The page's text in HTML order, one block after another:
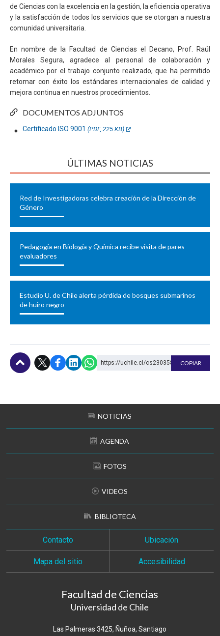
DOCUMENTOS ADJUNTOS
Certificado ISO 9001 (PDF, 225 KB)
de Ciencias con la excelencia en la gestión, la eficiencia operativa
y la satisfacción de todos los servicios que se otorgan a nuestra
comunidad universitaria.
En nombre de la Facultad de Ciencias el Decano, Prof. Raúl
Morales Segura, agradece al personal de colaboración y
académico por el trabajo conjunto realizado, que ha permitido
retomar con éxito los estándares internacionales de calidad y
mejora continua en nuestros procedimientos.
ÚLTIMAS NOTICIAS
Red de Investigadoras celebra creación de la Dirección de
Género
Pedagogía en Biología y Química recibe visita de pares
evaluadores
Estudio U. de Chile alerta pérdida de bosques submarinos
de huiro negro
https://uchile.cl/cs230358 COPIAR
NOTICIAS
AGENDA
FOTOS
VIDEOS
BIBLIOTECA
Contacto Ubicación
Mapa del sitio Accesibilidad
Facultad de Ciencias
Universidad de Chile
Las Palmeras 3425, Ñuñoa, Santiago